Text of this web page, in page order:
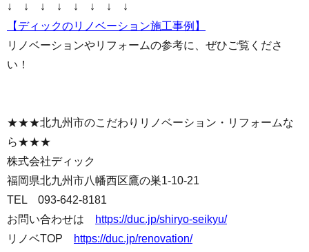
↓ ↓ ↓ ↓ ↓ ↓ ↓ ↓
【ディックのリノベーション施工事例】
リノベーションやリフォームの参考に、ぜひご覧くださ
い！
★★★北九州市のこだわりリノベーション・リフォームな
ら★★★
株式会社ディック
福岡県北九州市八幡西区鷹の巣1-10-21
TEL 093-642-8181
お問い合わせは
https://duc.jp/shiryo-seikyu/
リノベTOP
https://duc.jp/renovation/